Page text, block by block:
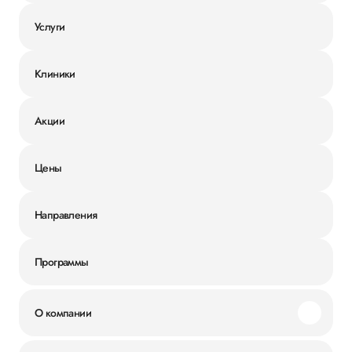
Услуги
Клиники
Акции
Цены
Направления
Программы
О компании